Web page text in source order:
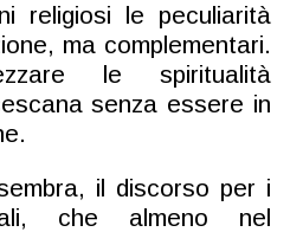
religiosi le peculiarità
ma complementari.
le spiritualità
senza essere in
il discorso per i
che almeno nel